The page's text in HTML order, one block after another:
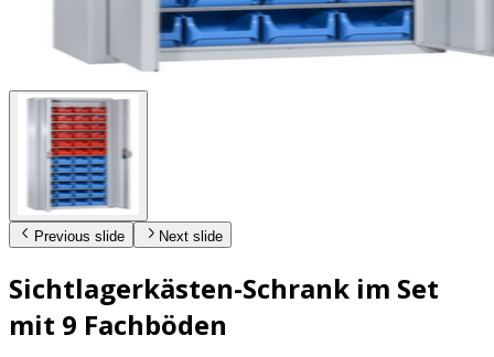
Previous slide Next slide
Sichtlagerkästen-Schrank im Set
mit 9 Fachböden